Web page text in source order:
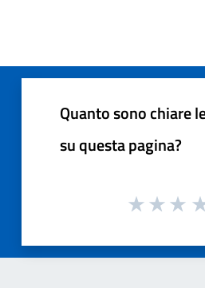
Quanto sono chiare
su questa pagina?